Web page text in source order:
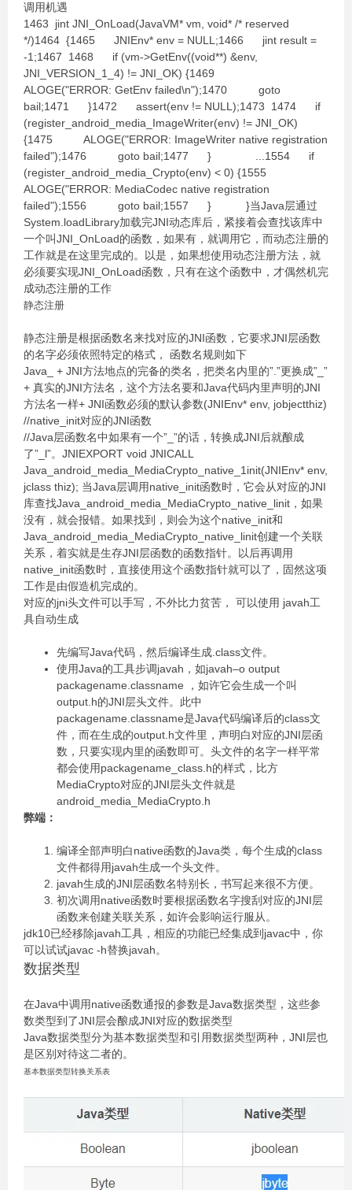
调用机遇
1463 jint JNI_OnLoad(JavaVM* vm, void* /* reserved
*/)1464 {1465 JNIEnv* env = NULL;1466 jint result =
-1;1467 1468 if (vm->GetEnv((void**) &env,
JNI_VERSION_1_4) != JNI_OK) {1469
ALOGE("ERROR: GetEnv failed\n");1470 goto
bail;1471 }1472 assert(env != NULL);1473 1474 if
(register_android_media_ImageWriter(env) != JNI_OK)
{1475 ALOGE("ERROR: ImageWriter native registration
failed");1476 goto bail;1477 } ...1554 if
(register_android_media_Crypto(env) < 0) {1555
ALOGE("ERROR: MediaCodec native registration
failed");1556 goto bail;1557 } }当Java层通过
System.loadLibrary加载完JNI动态库后，紧接着会查找该库中
一个叫JNI_OnLoad的函数，如果有，就调用它，而动态注册的
工作就是在这里完成的。以是，如果想使用动态注册方法，就
必须要实现JNI_OnLoad函数，只有在这个函数中，才偶然机完
成动态注册的工作
静态注册
静态注册是根据函数名来找对应的JNI函数，它要求JNI层函数
的名字必须依照特定的格式， 函数名规则如下
Java_ + JNI方法地点的完备的类名，把类名内里的”.”更换成”_”
+ 真实的JNI方法名，这个方法名要和Java代码内里声明的JNI
方法名一样+ JNI函数必须的默认参数(JNIEnv* env, jobjectthiz)
//native_init对应的JNI函数
//Java层函数名中如果有一个”_”的话，转换成JNI后就酿成
了”_l”。JNIEXPORT void JNICALL
Java_android_media_MediaCrypto_native_1init(JNIEnv* env,
jclass thiz); 当Java层调用native_init函数时，它会从对应的JNI
库查找Java_android_media_MediaCrypto_native_linit，如果
没有，就会报错。如果找到，则会为这个native_init和
Java_android_media_MediaCrypto_native_linit创建一个关联
关系，着实就是生存JNI层函数的函数指针。以后再调用
native_init函数时，直接使用这个函数指针就可以了，固然这项
工作是由假造机完成的。
对应的jni头文件可以手写，不外比力贫苦， 可以使用 javah工
具自动生成
先编写Java代码，然后编译生成.class文件。
使用Java的工具步调javah，如javah–o output
packagename.classname ，如许它会生成一个叫
output.h的JNI层头文件。此中
packagename.classname是Java代码编译后的class文
件，而在生成的output.h文件里，声明白对应的JNI层函
数，只要实现内里的函数即可。头文件的名字一样平常
都会使用packagename_class.h的样式，比方
MediaCrypto对应的JNI层头文件就是
android_media_MediaCrypto.h
弊端：
编译全部声明白native函数的Java类，每个生成的class
文件都得用javah生成一个头文件。
javah生成的JNI层函数名特别长，书写起来很不方便。
初次调用native函数时要根据函数名字搜刮对应的JNI层
函数来创建关联关系，如许会影响运行服从。
jdk10已经移除javah工具，相应的功能已经集成到javac中，你
可以试试javac -h替换javah。
数据类型
在Java中调用native函数通报的参数是Java数据类型，这些参
数类型到了JNI层会酿成JNI对应的数据类型
Java数据类型分为基本数据类型和引用数据类型两种，JNI层也
是区别对待这二者的。
基本数据类型转换关系表